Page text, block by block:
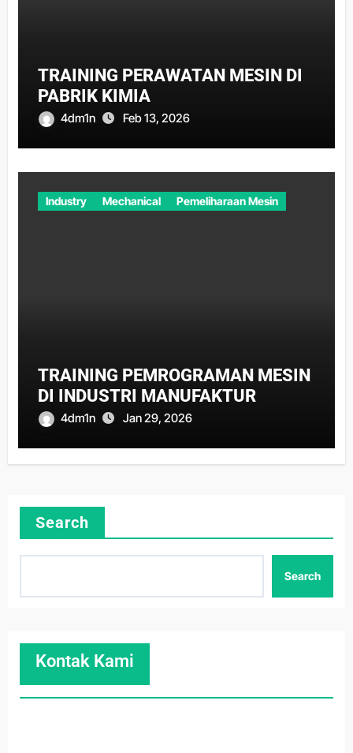
TRAINING PERAWATAN MESIN DI
PABRIK KIMIA
4dm1n Feb 13, 2026
Industry Mechanical Pemeliharaan Mesin
TRAINING PEMROGRAMAN MESIN
DI INDUSTRI MANUFAKTUR
4dm1n Jan 29, 2026
Search
Search
Kontak Kami